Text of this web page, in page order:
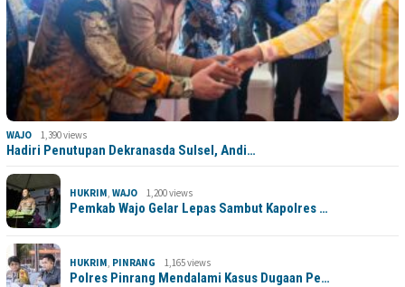
WAJO 1,390 views
Hadiri Penutupan Dekranasda Sulsel, Andi…
HUKRIM WAJO 1,200 views
Pemkab Wajo Gelar Lepas Sambut Kapolres …
HUKRIM PINRANG 1,165 views
Polres Pinrang Mendalami Kasus Dugaan Pe…